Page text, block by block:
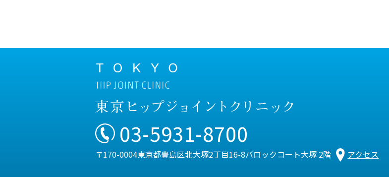
03-5931-8700
〒170-0004東京都豊島区北大塚2丁目16-8バロックコート大塚 2階 アクセス